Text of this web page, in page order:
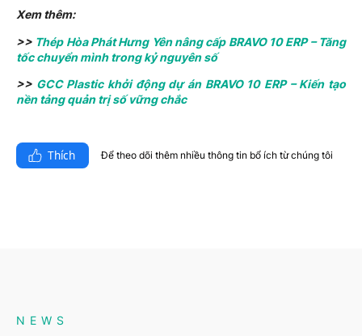
Xem thêm:
>> Thép Hòa Phát Hưng Yên nâng cấp BRAVO 10 ERP – Tăng
tốc chuyển mình trong kỷ nguyên số
>> GCC Plastic khởi động dự án BRAVO 10 ERP – Kiến tạo
nền tảng quản trị số vững chắc
Thích Để theo dõi thêm nhiều thông tin bổ ích từ chúng tôi​
NEWS